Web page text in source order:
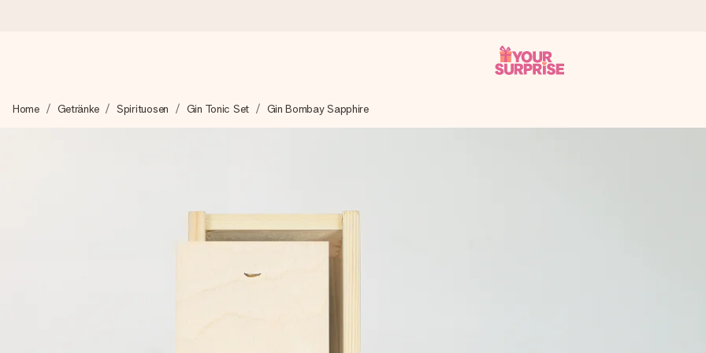
Wir bereiten dein Geschenk sorgfältig vor und schicken es blitzschnell – damit du es genau zum richtigen Zeitpunkt überreichen
Mit Liebe gemacht, im Handumdrehen
Home Getränke Spirituosen Gin Tonic Set Gin Bombay Sapphire